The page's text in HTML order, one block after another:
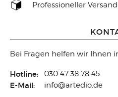
Professioneller Versand
Bei Fragen helfen wir Ihnen
Hotline: 030 47 38 78 45
E-Mail: info@artedio.de